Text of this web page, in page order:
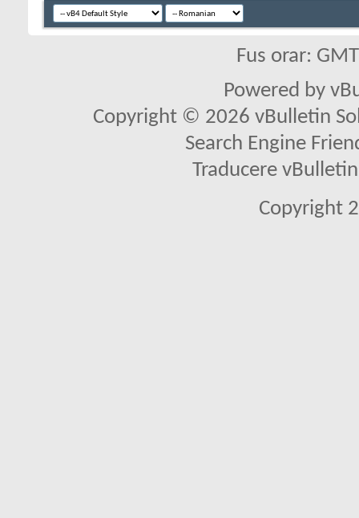
Fus orar:
Powered by
Copyright © 2026 vBulletin
Search Engine
Traducere
Copyright